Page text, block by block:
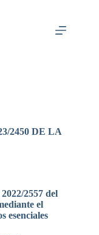
2450 DE LA
2557 del
el
esenciales